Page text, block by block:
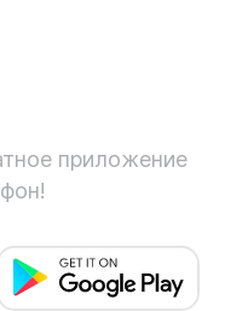
приложение